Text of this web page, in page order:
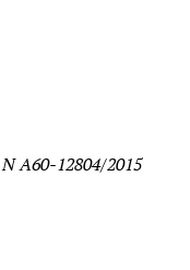
А60-12804/2015